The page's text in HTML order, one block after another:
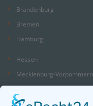
Brandenburg
Bremen
Hamburg
Hessen
Mecklenburg-Vorpommern
Niedersachsen
Nordrhein-Westfalen